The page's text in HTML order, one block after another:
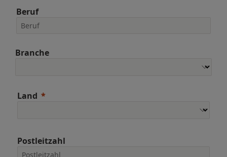
Beruf
Branche
Land
Postleitzahl